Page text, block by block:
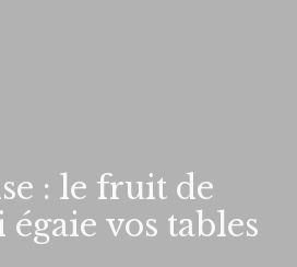
: le fruit de
égaie vos tables